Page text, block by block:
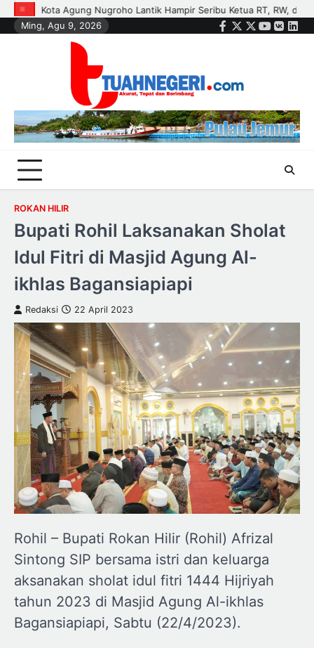
Skip
to
dan Pengurus Dasa Wisma di Tujuh Kecamatan
Polisi dan Petani
Ming, Agu 9, 2026
Facebook
Twitter
Instagram
Youtube
VK
ROKAN HILIR
Bupati Rohil Laksanakan Sholat
Idul Fitri di Masjid Agung Al-
ikhlas Bagansiapiapi
Redaksi 22 April 2023
Rohil – Bupati Rokan Hilir (Rohil) Afrizal
Sintong SIP bersama istri dan keluarga
aksanakan sholat idul fitri 1444 Hijriyah
tahun 2023 di Masjid Agung Al-ikhlas
Bagansiapiapi, Sabtu (22/4/2023).